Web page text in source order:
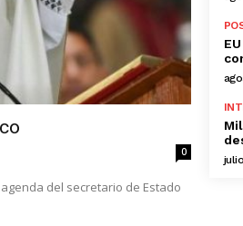
0
del secretario de Estado